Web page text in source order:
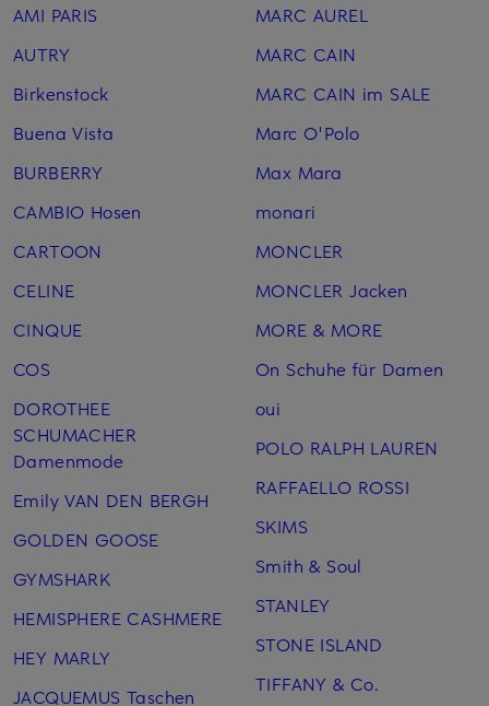
AMI PARIS
AUTRY
Birkenstock
Buena Vista
BURBERRY
CAMBIO Hosen
CARTOON
CELINE
CINQUE
COS
DOROTHEE
SCHUMACHER
Damenmode
Emily VAN DEN BERGH
GOLDEN GOOSE
GYMSHARK
HEMISPHERE CASHMERE
HEY MARLY
JACQUEMUS Taschen
MARC AUREL
MARC CAIN
MARC CAIN im SALE
Marc O'Polo
Max Mara
monari
MONCLER
MONCLER Jacken
MORE & MORE
On Schuhe für Damen
oui
POLO RALPH LAUREN
RAFFAELLO ROSSI
SKIMS
Smith & Soul
STANLEY
STONE ISLAND
TIFFANY & Co.